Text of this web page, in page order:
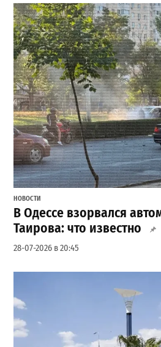
НОВОСТИ
В Одессе взорвался
Таирова: что известно
28-07-2026 в 20:45